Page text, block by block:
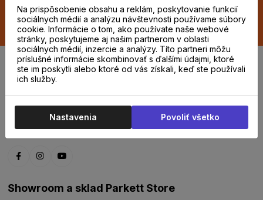
Súhlasím so spracovanímosobných údajov
0948 987 808
info@parkettstore.sk
Showroom a sklad Parkett Store
Na prispôsobenie obsahu a reklám, poskytovanie funkcií
sociálnych médií a analýzu návštevnosti používame súbory
cookie. Informácie o tom, ako používate naše webové
stránky, poskytujeme aj našim partnerom v oblasti
sociálnych médií, inzercie a analýzy. Títo partneri môžu
príslušné informácie skombinovať s ďalšími údajmi, ktoré
ste im poskytli alebo ktoré od vás získali, keď ste používali
ich služby.
Nastavenia Povoliť všetko